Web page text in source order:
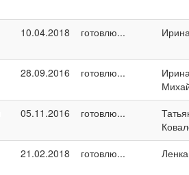
10.04.2018 готовлю...
28.09.2016 готовлю...
05.11.2016 готовлю...
21.02.2018 готовлю...